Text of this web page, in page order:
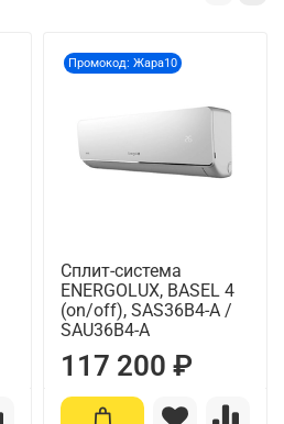
Промокод: Жара10
Сплит-система
ENERGOLUX, BASEL 4
(on/off), SAS36B4-A /
SAU36B4-A
117 200 ₽